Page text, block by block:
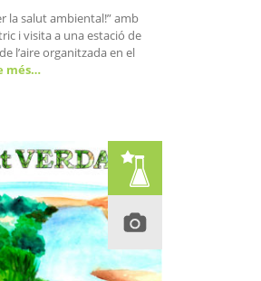
la salut ambiental!” amb
i visita a una estació de
l’aire organitzada en el
més…